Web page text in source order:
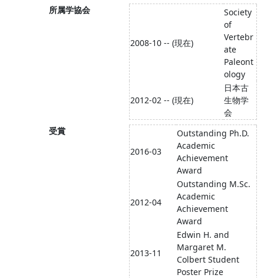
所属学協会
2008-10 -- (現在)
Society
of
Vertebr
ate
Paleont
ology
2012-02 -- (現在)
日本古
生物学
会
受賞
2016-03
Outstanding Ph.D.
Academic
Achievement
Award
2012-04
Outstanding M.Sc.
Academic
Achievement
Award
2013-11
Edwin H. and
Margaret M.
Colbert Student
Poster Prize